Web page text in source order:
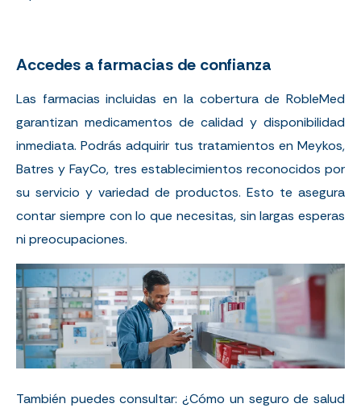
Accedes a farmacias de confianza
Las farmacias incluidas en la cobertura de RobleMed
garantizan medicamentos de calidad y disponibilidad
inmediata. Podrás adquirir tus tratamientos en Meykos,
Batres y FayCo, tres establecimientos reconocidos por
su servicio y variedad de productos. Esto te asegura
contar siempre con lo que necesitas, sin largas esperas
ni preocupaciones.
También puedes consultar:¿Cómo un seguro de salud